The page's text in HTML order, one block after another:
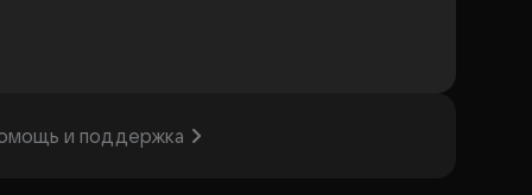
и поддержка